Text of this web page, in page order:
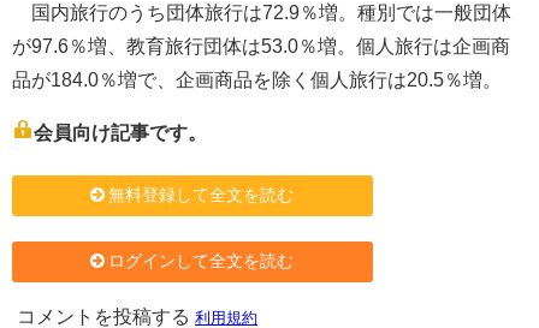
国内旅行のうち団体旅行は72.9％増。種別では一般団体
が97.6％増、教育旅行団体は53.0％増。個人旅行は企画商
品が184.0％増で、企画商品を除く個人旅行は20.5％増。
会員向け記事です。
無料登録して全文を読む
ログインして全文を読む